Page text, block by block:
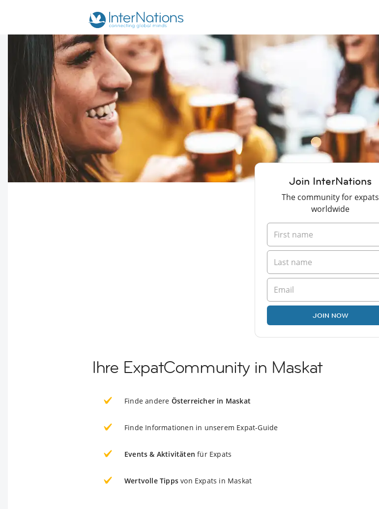
Join InterNations
The community for expats
worldwide
JOIN NOW
Ihre ExpatCommunity in Maskat
Finde andere Österreicher in Maskat
Finde Informationen in unserem Expat-Guide
Events & Aktivitäten für Expats
Wertvolle Tipps von Expats in Maskat